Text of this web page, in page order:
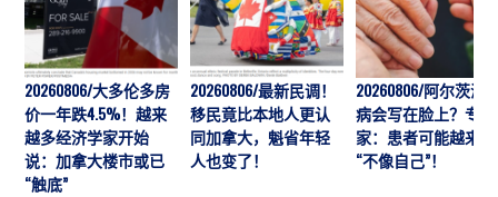
20260806/大多伦多房
价一年跌4.5%！越来
越多经济学家开始
说：加拿大楼市或已
“触底”
20260806/最新民调！
移民竟比本地人更认
同加拿大，魁省年轻
人也变了！
20260806/阿尔茨海
病会写在脸上？专
家：患者可能越来越
“不像自己”！